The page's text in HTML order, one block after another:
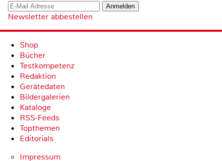
Newsletter abbestellen
Shop
Bücher
Testkompetenz
Redaktion
Gerätedaten
Bildergalerien
Kataloge
RSS-Feeds
Topthemen
Editorials
Impressum